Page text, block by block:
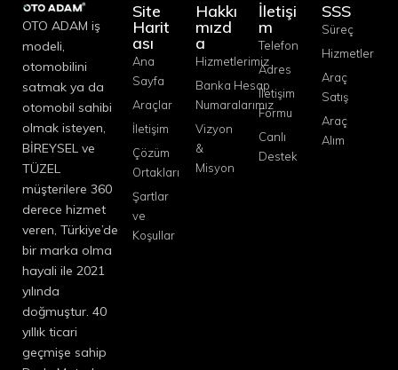
OTO ADAM iş
modeli,
otomobilini
satmak ya da
otomobil sahibi
olmak isteyen,
BİREYSEL ve
TÜZEL
müşterilere 360
derece hizmet
veren, Türkiye’de
bir marka olma
hayali ile 2021
yılında
doğmuştur. 40
yıllık ticari
geçmişe sahip
Site
Harit
ası
Ana
Sayfa
Araçlar
İletişim
Çözüm
Ortakları
Şartlar
ve
Koşullar
Hakkı
mızd
a
Hizmetlerimiz
Banka Hesap
Numaralarımız
Vizyon
&
Misyon
İletişi
m
Telefon
Adres
İletişim
Formu
Canlı
Destek
SSS
Süreç
Hizmetler
Araç
Satış
Araç
Alım